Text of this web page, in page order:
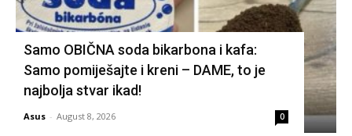
Samo OBIČNA soda bikarbona i kafa:
Samo pomiješajte i kreni – DAME, to je
najbolja stvar ikad!
Asus - August 8, 2026 0